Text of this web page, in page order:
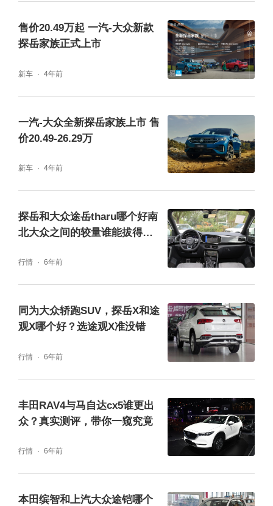
探岳与大众途岳哪个好?动力方面，两车都搭
载1.4T和2.0T发动机可选，动力参数也不相上
下，不过仔细对比它们的相关参数，还是可以
看出一些差别，比如大众途岳最快可以在7.8秒
的加速表现更出色，动力储备也更强劲。而在
更强动力表现的同时，大众途岳的最低油耗为
5.9L，而探岳则是6.7L，比起大众途岳的油耗
德系技术调校的操控风格，探岳在大众途岳的
面前确实没有太多的优势可言。
售价20.49万起 一汽-大众新款
探岳家族正式上市
新车 4年前
一汽-大众全新探岳家族上市 售
价20.49-26.29万
新车 4年前
探岳和大众途岳tharu哪个好南
北大众之间的较量谁能拔得头
行情 6年前
同为大众轿跑SUV，探岳X和途
观X哪个好？选途观X准没错
行情 6年前
丰田RAV4与马自达cx5谁更出
众？真实测评，带你一窥究竟
行情 6年前
本田缤智和上汽大众途铠哪个